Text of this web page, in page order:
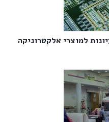
למוצרי אלקטרוניקה